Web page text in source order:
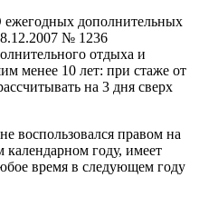
дополнительных
№ 1236
отдыха и
менее 10 лет: при стаже от
на 3 дня сверх
воспользовался правом на
календарном году, имеет
время в следующем году